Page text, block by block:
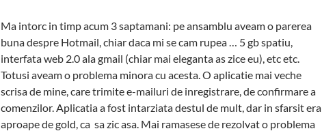
Ma intorc in timp acum 3 saptamani: pe ansamblu aveam o parerea
buna despre Hotmail, chiar daca mi se cam rupea … 5 gb spatiu,
interfata web 2.0 ala gmail (chiar mai eleganta as zice eu), etc etc.
Totusi aveam o problema minora cu acesta. O aplicatie mai veche
scrisa de mine, care trimite e-mailuri de inregistrare, de confirmare a
comenzilor. Aplicatia a fost intarziata destul de mult, dar in sfarsit era
aproape de gold, ca sa zic asa. Mai ramasese de rezolvat o problema